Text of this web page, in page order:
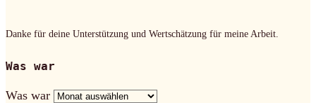
Danke für deine Unterstützung und Wertschätzung für meine Arbeit.
Was war
Was war